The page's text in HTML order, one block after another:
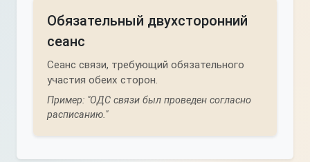
Обязательный двухсторонний
сеанс
Сеанс связи, требующий обязательного
участия обеих сторон.
Пример: "ОДС связи был проведен согласно
расписанию."